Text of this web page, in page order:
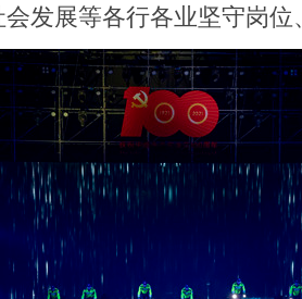
发展等各行各业坚守岗